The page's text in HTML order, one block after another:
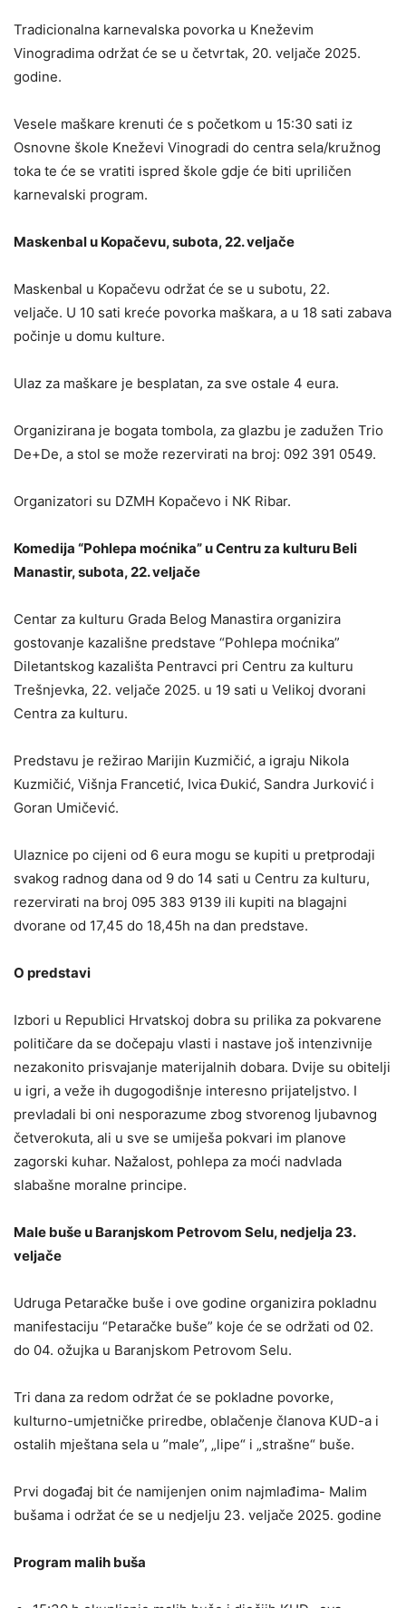
Tradicionalna karnevalska povorka u Kneževim
Vinogradima održat će se u četvrtak, 20. veljače 2025.
godine.
Vesele maškare krenuti će s početkom u 15:30 sati iz
Osnovne škole Kneževi Vinogradi do centra sela/kružnog
toka te će se vratiti ispred škole gdje će biti upriličen
karnevalski program.
Maskenbal u Kopačevu, subota, 22. veljače
Maskenbal u Kopačevu održat će se u subotu, 22.
veljače. U 10 sati kreće povorka maškara, a u 18 sati zabava
počinje u domu kulture.
Ulaz za maškare je besplatan, za sve ostale 4 eura.
Organizirana je bogata tombola, za glazbu je zadužen Trio
De+De, a stol se može rezervirati na broj: 092 391 0549.
Organizatori su DZMH Kopačevo i NK Ribar.
Komedija “Pohlepa moćnika” u Centru za kulturu Beli
Manastir, subota, 22. veljače
Centar za kulturu Grada Belog Manastira organizira
gostovanje kazališne predstave “Pohlepa moćnika”
Diletantskog kazališta Pentravci pri Centru za kulturu
Trešnjevka, 22. veljače 2025. u 19 sati u Velikoj dvorani
Centra za kulturu.
Predstavu je režirao Marijin Kuzmičić, a igraju Nikola
Kuzmičić, Višnja Francetić, Ivica Đukić, Sandra Jurković i
Goran Umičević.
Ulaznice po cijeni od 6 eura mogu se kupiti u pretprodaji
svakog radnog dana od 9 do 14 sati u Centru za kulturu,
rezervirati na broj 095 383 9139 ili kupiti na blagajni
dvorane od 17,45 do 18,45h na dan predstave.
O predstavi
Izbori u Republici Hrvatskoj dobra su prilika za pokvarene
političare da se dočepaju vlasti i nastave još intenzivnije
nezakonito prisvajanje materijalnih dobara. Dvije su obitelji
u igri, a veže ih dugogodišnje interesno prijateljstvo. I
prevladali bi oni nesporazume zbog stvorenog ljubavnog
četverokuta, ali u sve se umiješa pokvari im planove
zagorski kuhar. Nažalost, pohlepa za moći nadvlada
slabašne moralne principe.
Male buše u Baranjskom Petrovom Selu, nedjelja 23.
veljače
Udruga Petaračke buše i ove godine organizira pokladnu
manifestaciju “Petaračke buše” koje će se održati od 02.
do 04. ožujka u Baranjskom Petrovom Selu.
Tri dana za redom održat će se pokladne povorke,
kulturno-umjetničke priredbe, oblačenje članova KUD-a i
ostalih mještana sela u ”male”, „lipe“ i „strašne“ buše.
Prvi događaj bit će namijenjen onim najmlađima- Malim
bušama i održat će se u nedjelju 23. veljače 2025. godine
Program malih buša